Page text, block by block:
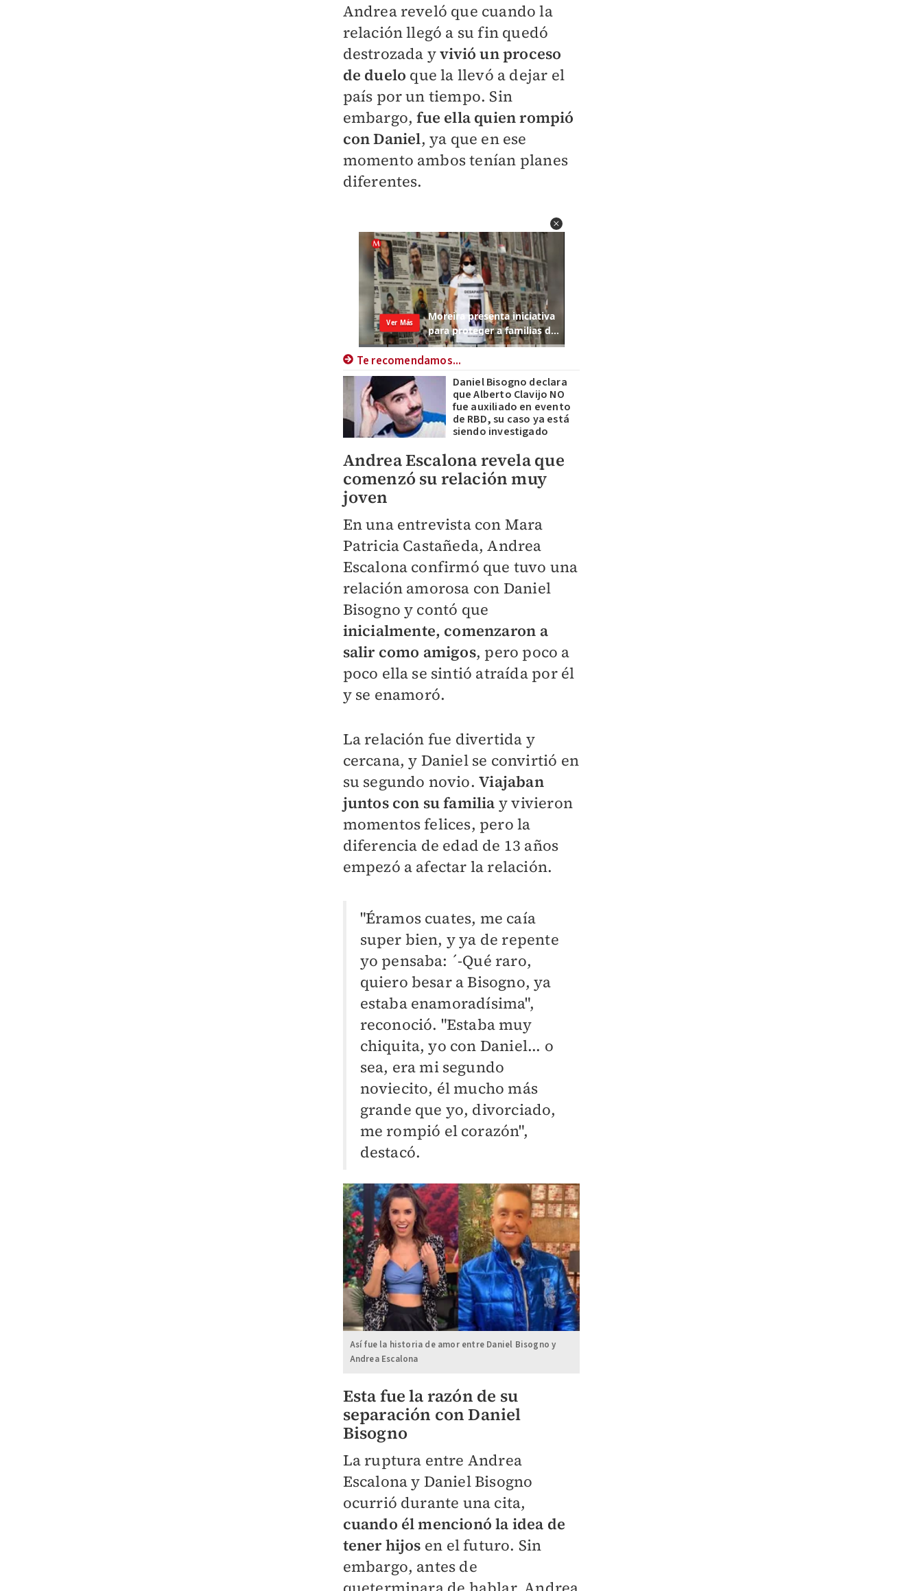
Andrea reveló que cuando la
relación llegó a su fin quedó
destrozada yvivió un proceso
de duelo que la llevó a dejar el
país por un tiempo. Sin
embargo, fue ella quien rompió
con Daniel, ya que en ese
momento ambos tenían planes
diferentes.
Te recomendamos...
Daniel Bisogno declara
que Alberto Clavijo NO
fue auxiliado en evento
de RBD, su caso ya está
siendo investigado
Andrea Escalona revela que
comenzó su relación muy
joven
En una entrevista con Mara
Patricia Castañeda, Andrea
Escalona confirmó que tuvo una
relación amorosa con Daniel
Bisogno y contó que
inicialmente, comenzaron a
salir como amigos, pero poco a
poco ella se sintió atraída por él
y se enamoró.
La relación fue divertida y
cercana, y Daniel se convirtió en
su segundo novio.Viajaban
juntos con su familia y vivieron
momentos felices, pero la
diferencia de edad de 13 años
empezó a afectar la relación.
"Éramos cuates, me caía
super bien, y ya de repente
yo pensaba: ´-Qué raro,
quiero besar a Bisogno, ya
estaba enamoradísima",
reconoció. "Estaba muy
chiquita, yo con Daniel... o
sea, era mi segundo
noviecito, él mucho más
grande que yo, divorciado,
me rompió el corazón",
destacó.
Así fue la historia de amor entre Daniel Bisogno y
Andrea Escalona
Esta fue la razón de su
separación con Daniel
Bisogno
La ruptura entre Andrea
Escalona y Daniel Bisogno
ocurrió durante una cita,
cuando él mencionó la idea de
tener hijos en el futuro. Sin
embargo, antes de